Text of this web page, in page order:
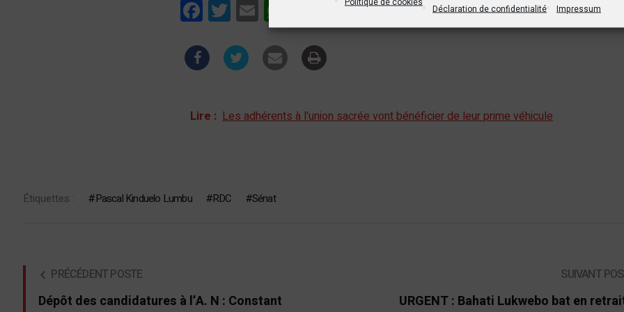
Déclaration de confidentialité Impressum
FacebookTwitterEmail Partager
Lire : Les adhérents à l'union sacrée vont bénéficier de leur prime véhicule
Étiquettes : Pascal Kinduelo Lumbu RDC Sénat
PRÉCÉDENT POSTE
Dépôt des candidatures à l’A. N : Constant
SUIVANT
URGENT : Bahati Lukwebo bat en